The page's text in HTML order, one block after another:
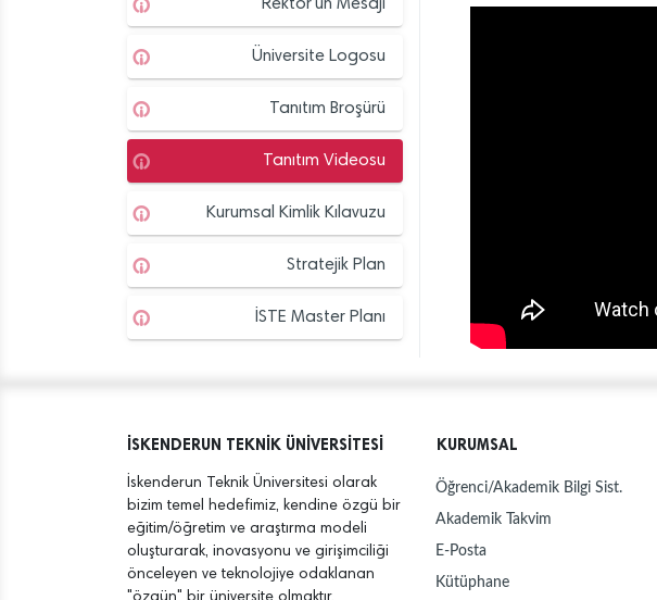
Rektör'ün Mesajı
Üniversite Logosu
Tanıtım Broşürü
Tanıtım Videosu
Kurumsal Kimlik Kılavuzu
Stratejik Plan
İSTE Master Planı
İSKENDERUN TEKNİK ÜNİVERSİTESİ
İskenderun Teknik Üniversitesi olarak
bizim temel hedefimiz, kendine özgü bir
eğitim/öğretim ve araştırma modeli
oluşturarak, inovasyonu ve girişimciliği
önceleyen ve teknolojiye odaklanan
KURUMSAL
Öğrenci/Akademik Bilgi Sist.
Akademik Takvim
E-Posta
Kütüphane